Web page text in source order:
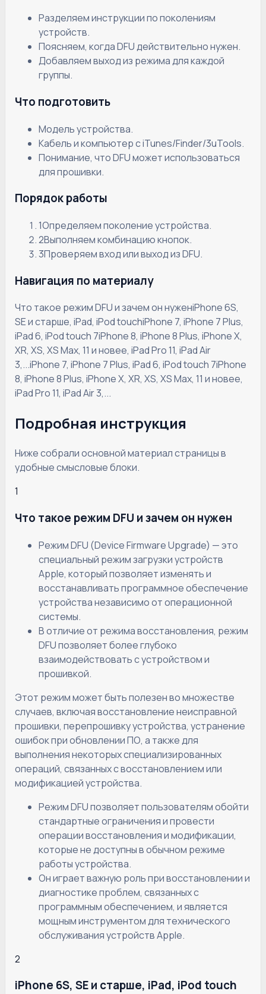
Разделяем инструкции по поколениям
устройств.
Поясняем, когда DFU действительно нужен.
Добавляем выход из режима для каждой
группы.
Что подготовить
Модель устройства.
Кабель и компьютер с iTunes/Finder/3uTools.
Понимание, что DFU может использоваться
для прошивки.
Порядок работы
1Определяем поколение устройства.
2Выполняем комбинацию кнопок.
3Проверяем вход или выход из DFU.
Навигация по материалу
Что такое режим DFU и зачем он нуженiPhone 6S,
SE и старше, iPad, iPod touchiPhone 7, iPhone 7 Plus,
iPad 6, iPod touch 7iPhone 8, iPhone 8 Plus, iPhone X,
XR, XS, XS Max, 11 и новее, iPad Pro 11, iPad Air
3,...iPhone 7, iPhone 7 Plus, iPad 6, iPod touch 7iPhone
8, iPhone 8 Plus, iPhone X, XR, XS, XS Max, 11 и новее,
iPad Pro 11, iPad Air 3,...
Подробная инструкция
Ниже собрали основной материал страницы в
удобные смысловые блоки.
1
Что такое режим DFU и зачем он нужен
Режим DFU (Device Firmware Upgrade) — это
специальный режим загрузки устройств
Apple, который позволяет изменять и
восстанавливать программное обеспечение
устройства независимо от операционной
системы.
В отличие от режима восстановления, режим
DFU позволяет более глубоко
взаимодействовать с устройством и
прошивкой.
Этот режим может быть полезен во множестве
случаев, включая восстановление неисправной
прошивки, перепрошивку устройства, устранение
ошибок при обновлении ПО, а также для
выполнения некоторых специализированных
операций, связанных с восстановлением или
модификацией устройства.
Режим DFU позволяет пользователям обойти
стандартные ограничения и провести
операции восстановления и модификации,
которые не доступны в обычном режиме
работы устройства.
Он играет важную роль при восстановлении и
диагностике проблем, связанных с
программным обеспечением, и является
мощным инструментом для технического
обслуживания устройств Apple.
2
iPhone 6S, SE и старше, iPad, iPod touch